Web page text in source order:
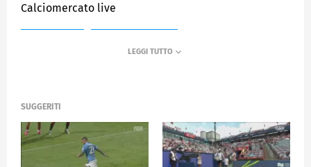
Calciomercato live
SUGGERITI